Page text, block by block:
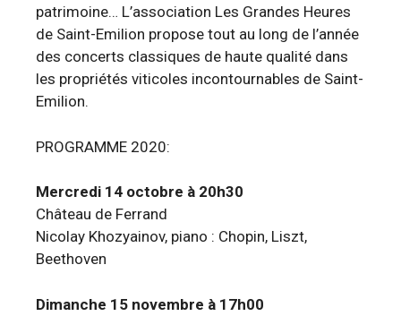
patrimoine… L’association Les Grandes Heures
de Saint-Emilion propose tout au long de l’année
des concerts classiques de haute qualité dans
les propriétés viticoles incontournables de Saint-
Emilion.
PROGRAMME 2020:
Mercredi 14 octobre à 20h30
Château de Ferrand
Nicolay Khozyainov, piano : Chopin, Liszt,
Beethoven
Dimanche 15 novembre à 17h00